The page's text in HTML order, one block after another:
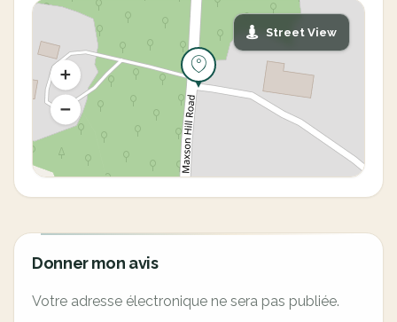
Street View
Donner mon avis
Votre adresse électronique ne sera pas publiée.